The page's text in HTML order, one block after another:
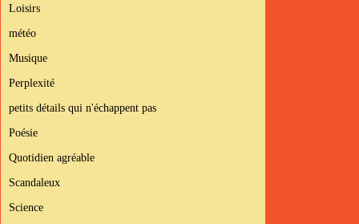
Loisirs
météo
Musique
Perplexité
petits détails qui n'échappent pas
Poésie
Quotidien agréable
Scandaleux
Science